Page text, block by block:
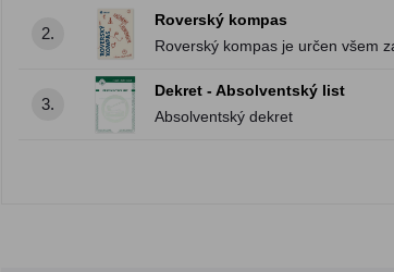
2.
Roverský kompas
Roverský kompas je určen všem
3.
Dekret - Absolventský list
Absolventský dekret